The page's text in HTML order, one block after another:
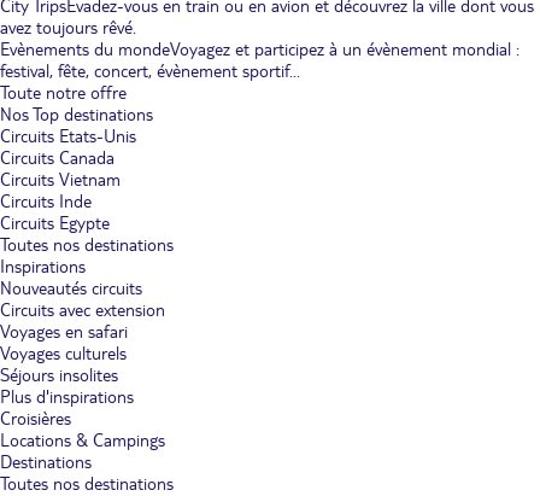
City TripsEvadez-vous en train ou en avion et découvrez la ville dont vous
avez toujours rêvé.
Evènements du mondeVoyagez et participez à un évènement mondial :
festival, fête, concert, évènement sportif...
Toute notre offre
Nos Top destinations
Circuits Etats-Unis
Circuits Canada
Circuits Vietnam
Circuits Inde
Circuits Egypte
Toutes nos destinations
Inspirations
Nouveautés circuits
Circuits avec extension
Voyages en safari
Voyages culturels
Séjours insolites
Plus d'inspirations
Croisières
Locations & Campings
Destinations
Toutes nos destinations